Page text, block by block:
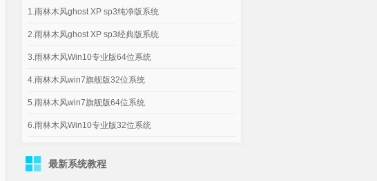
1.雨林木风ghost XP sp3纯净版系统
2.雨林木风ghost XP sp3经典版系统
3.雨林木风Win10专业版64位系统
4.雨林木风win7旗舰版32位系统
5.雨林木风win7旗舰版64位系统
6.雨林木风Win10专业版32位系统
最新系统教程